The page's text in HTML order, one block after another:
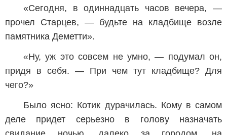
«Сегодня, в одиннадцать часов вечера, —
прочел Старцев, — будьте на кладбище возле
памятника Деметти».
«Ну, уж это совсем не умно, — подумал он,
придя в себя. — При чем тут кладбище? Для
чего?»
Было ясно: Котик дурачилась. Кому в самом
деле придет серьезно в голову назначать